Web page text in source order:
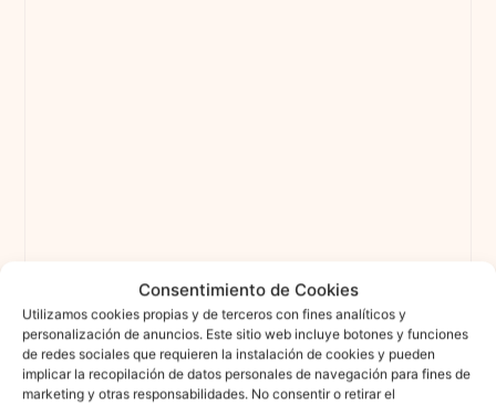
Consentimiento de Cookies
Utilizamos cookies propias y de terceros con fines analíticos y
personalización de anuncios. Este sitio web incluye botones y funciones
de redes sociales que requieren la instalación de cookies y pueden
implicar la recopilación de datos personales de navegación para fines de
marketing y otras responsabilidades. No consentir o retirar el